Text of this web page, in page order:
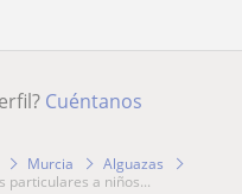
Cuéntanos
Murcia
Alguazas
particulares a niños...